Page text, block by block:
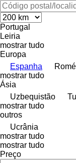
Portugal
Leiria
mostrar tudo
Europa
Espanha
mostrar tudo
Ásia
Uzbequistão
mostrar tudo
outros
Ucrânia
mostrar tudo
mostrar tudo
Preço